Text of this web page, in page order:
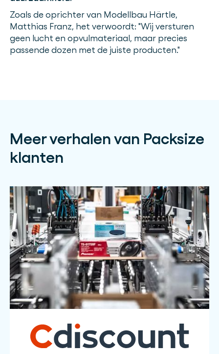
Zoals de oprichter van Modellbau Härtle,
Matthias Franz, het verwoordt: "Wij versturen
geen lucht en opvulmateriaal, maar precies
passende dozen met de juiste producten."
Meer verhalen van Packsize
klanten